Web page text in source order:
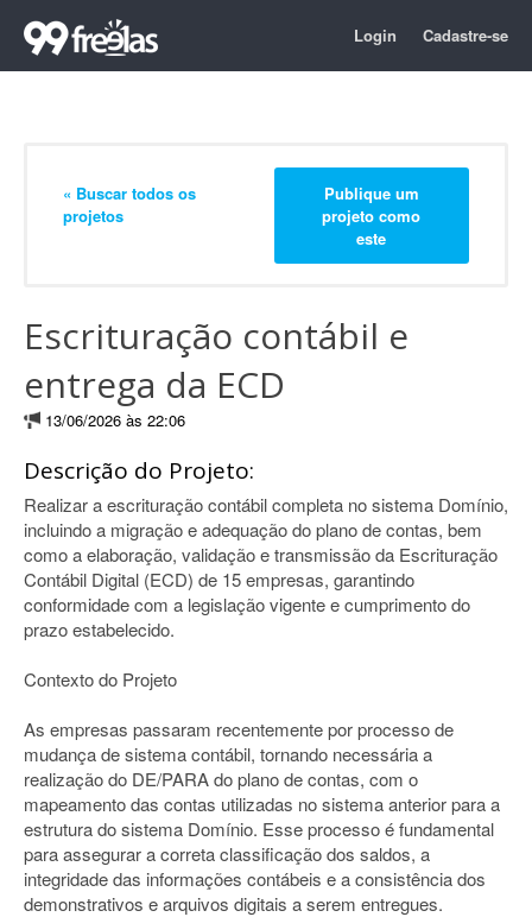
Login Cadastre-se
« Buscar todos os
projetos
Publique um
projeto como
este
Escrituração contábil e
entrega da ECD
13/06/2026 às 22:06
Descrição do Projeto:
Realizar a escrituração contábil completa no sistema Domínio,
incluindo a migração e adequação do plano de contas, bem
como a elaboração, validação e transmissão da Escrituração
Contábil Digital (ECD) de 15 empresas, garantindo
conformidade com a legislação vigente e cumprimento do
prazo estabelecido.
Contexto do Projeto
As empresas passaram recentemente por processo de
mudança de sistema contábil, tornando necessária a
realização do DE/PARA do plano de contas, com o
mapeamento das contas utilizadas no sistema anterior para a
estrutura do sistema Domínio. Esse processo é fundamental
para assegurar a correta classificação dos saldos, a
integridade das informações contábeis e a consistência dos
demonstrativos e arquivos digitais a serem entregues.